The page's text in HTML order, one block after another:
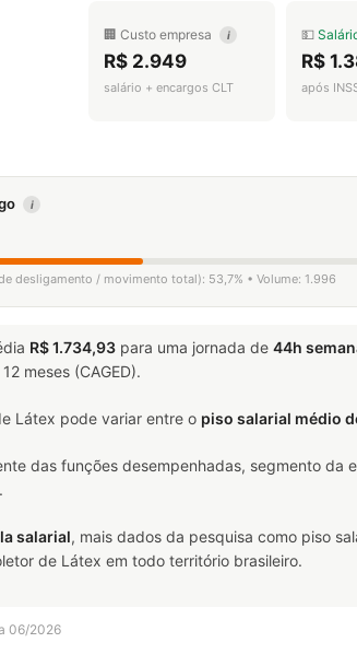
🏢 Custo empresa i
R$ 2.949
salário + encargos CLT
💵
R$
após
i
desligamento / movimento total): 53,7% • Volume: 1.996
R$ 1.734,93 para uma jornada de 44h
meses (CAGED).
Látex pode variar entre o piso salarial médio
das funções desempenhadas, segmento
salarial, mais dados da pesquisa como piso
de Látex em todo território brasileiro.
06/2026